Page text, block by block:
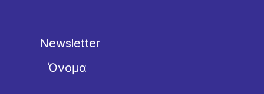
Newsletter